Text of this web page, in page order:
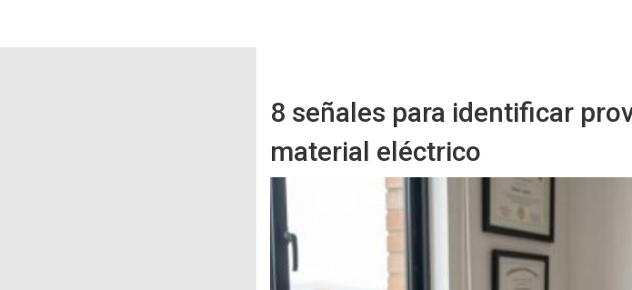
8 señales para identificar
material eléctrico